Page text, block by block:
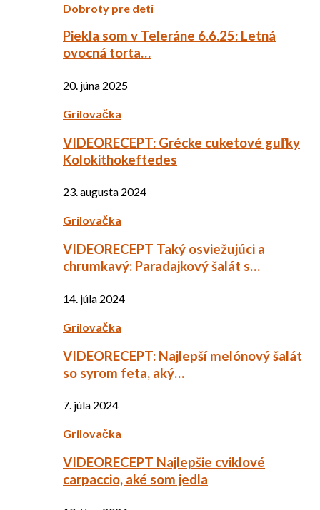
Dobroty pre deti
Piekla som v Teleráne 6.6.25: Letná
ovocná torta…
20. júna 2025
Grilovačka
VIDEORECEPT: Grécke cuketové guľky
Kolokithokeftedes
23. augusta 2024
Grilovačka
VIDEORECEPT Taký osviežujúci a
chrumkavý: Paradajkový šalát s…
14. júla 2024
Grilovačka
VIDEORECEPT: Najlepší melónový šalát
so syrom feta, aký…
7. júla 2024
Grilovačka
VIDEORECEPT Najlepšie cviklové
carpaccio, aké som jedla